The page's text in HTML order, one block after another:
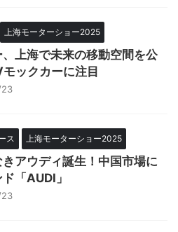
上海モーターショー2025
、上海で未来の移動空間を公
モックカーに注目
ス 上海モーターショー2025
きアウディ誕生！中国市場に
「AUDI」